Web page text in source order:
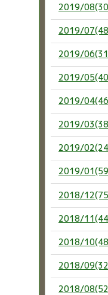
2019/
2019/
2019/
2019/
2019/
2019/
2019/
2019/
2018/
2018/
2018/
2018/
2018/